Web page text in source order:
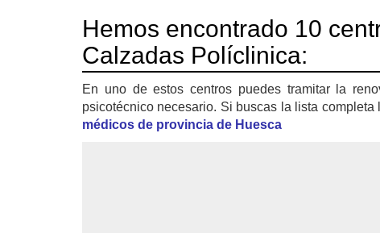
Hemos encontrado 10
Calzadas Políclinica:
En uno de estos centros puedes tramitar la
psicotécnico necesario. Si buscas la lista completa
médicos de provincia de Huesca